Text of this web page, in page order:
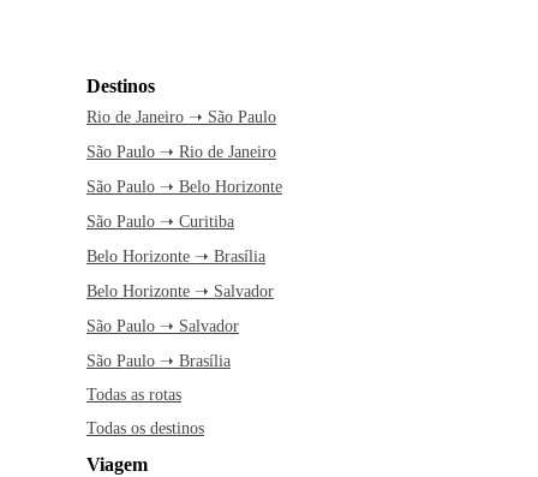
Destinos
Rio de Janeiro ➝ São Paulo
São Paulo ➝ Rio de Janeiro
São Paulo ➝ Belo Horizonte
São Paulo ➝ Curitiba
Belo Horizonte ➝ Brasília
Belo Horizonte ➝ Salvador
São Paulo ➝ Salvador
São Paulo ➝ Brasília
Todas as rotas
Todas os destinos
Viagem